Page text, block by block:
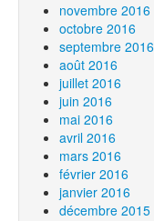
novembre 2016
octobre 2016
septembre 2016
août 2016
juillet 2016
juin 2016
mai 2016
avril 2016
mars 2016
février 2016
janvier 2016
décembre 2015